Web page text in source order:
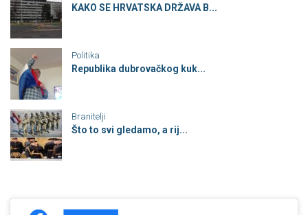
KAKO SE HRVATSKA DRŽAVA B...
Politika
Republika dubrovačkog kuk...
Branitelji
Što to svi gledamo, a rij...